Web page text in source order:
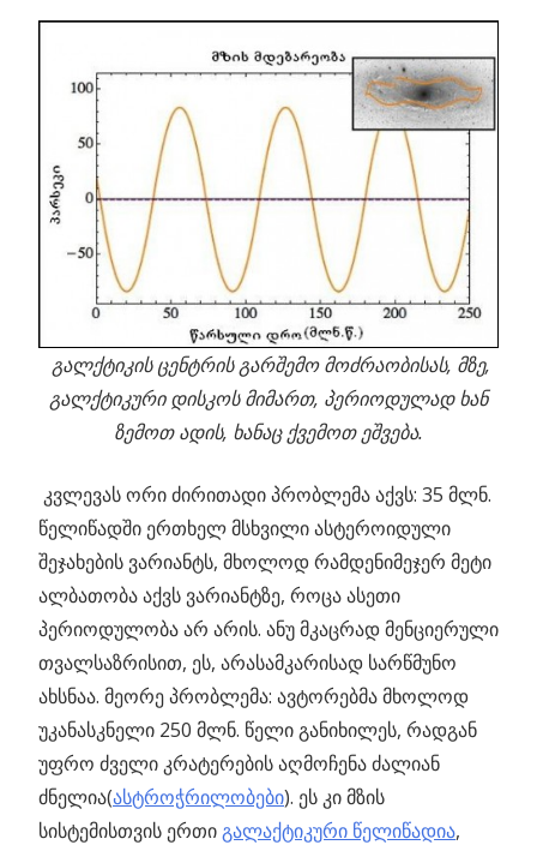
გალქტიკის ცენტრის გარშემო მოძრაობისას, მზე,
გალქტიკური დისკოს მიმართ, პერიოდულად ხან
ზემოთ ადის, ხანაც ქვემოთ ეშვება.
კვლევას ორი ძირითადი პრობლემა აქვს: 35 მლნ.
წელიწადში ერთხელ მსხვილი ასტეროიდული
შეჯახების ვარიანტს, მხოლოდ რამდენიმეჯერ მეტი
ალბათობა აქვს ვარიანტზე, როცა ასეთი
პერიოდულობა არ არის. ანუ მკაცრად მენციერული
თვალსაზრისით, ეს, არასამკარისად სარწმუნო
ახსნაა. მეორე პრობლემა: ავტორებმა მხოლოდ
უკანასკნელი 250 მლნ. წელი განიხილეს, რადგან
უფრო ძველი კრატერების აღმოჩენა ძალიან
ძნელია(ასტროჭრილობები). ეს კი მზის
სისტემისთვის ერთიგალაქტიკური წელიწადია,